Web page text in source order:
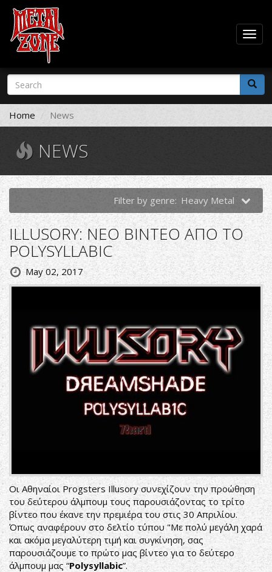
Skip
main
content
Search
form
Search
Home News
NEWS
Filter by genre: Heavy Metal
ILLUSORY: ΝΕΟ ΒΙΝΤΕΟ ΑΠΟ ΤΟ
POLYSYLLABIC
May 02, 2017
Οι Αθηναίοι Progsters Illusory συνεχίζουν την προώθηση
του δεύτερου άλμπουμ τους παρουσιάζοντας το τρίτο
βίντεο που έκανε την πρεμιέρα του στις 30 Απριλίου.
Όπως αναφέρουν στο δελτίο τύπου "Με πολύ μεγάλη χαρά
και ακόμα μεγαλύτερη τιμή και συγκίνηση, σας
παρουσιάζουμε το πρώτο μας βίντεο για το δεύτερο
άλμπουμ μας “Polysyllabic”.